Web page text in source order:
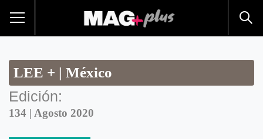
LEE + | México
Edición:
134 | Agosto 2020